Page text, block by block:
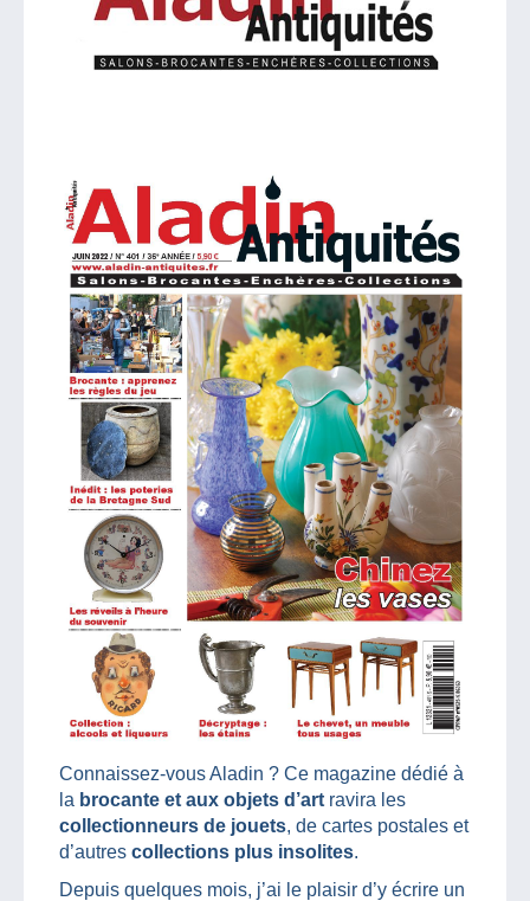
Connaissez-vous Aladin ? Ce magazine dédié à
la brocante et aux objets d’art ravira les
collectionneurs de jouets, de cartes postales et
d’autres collections plus insolites.
Depuis quelques mois, j’ai le plaisir d’y écrire un